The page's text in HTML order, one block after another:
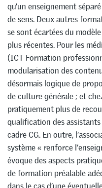
qu’un enseignement
de sens. Deux autres
se sont écartées du
plus récentes. Pour les
(ICT Formation
modularisation des
désormais logique de
de culture générale ; et
pratiquement plus de
qualification des
cadre CG. En outre,
système « renforce
évoque des aspects
de formation préalable